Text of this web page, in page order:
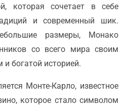
которая сочетает в себе
и современный шик.
размеры, Монако
со всего мира своим
богатой историей.
Монте-Карло, известное
которое стало символом